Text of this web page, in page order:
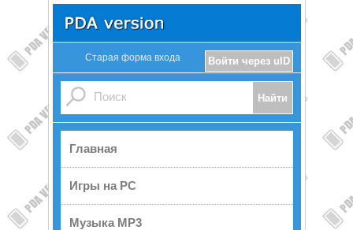
Войти через uID
Старая форма входа
Главная
Игры на PC
Музыка MP3